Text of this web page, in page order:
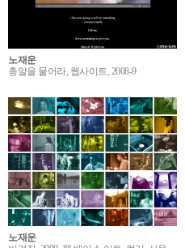
노재운
총알을 물어라, 웹사이트, 2008-9
노재운